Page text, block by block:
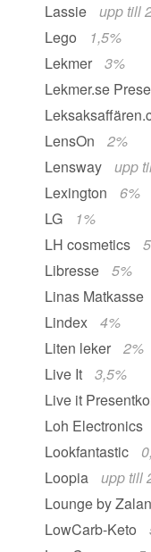
Lassie
upp till
Lego
1,5%
Lekmer
3%
Lekmer.se
LensOn
2%
Lensway
upp
Lexington
6%
LG
1%
LH cosmetics
Libresse
5%
Linas Matkasse
Lindex
4%
Liten leker
2%
Live It
3,5%
Live it
Loh Electronics
Lookfantastic
Loopia
upp till
Lounge by
LowCarb-Keto